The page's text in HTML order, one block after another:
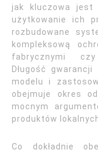
jak kluczowa jest
użytkowanie ich
rozbudowane
kompleksową
fabrycznymi czy
Długość
modelu i
obejmuje okres
mocnym
produktów
Co dokładnie